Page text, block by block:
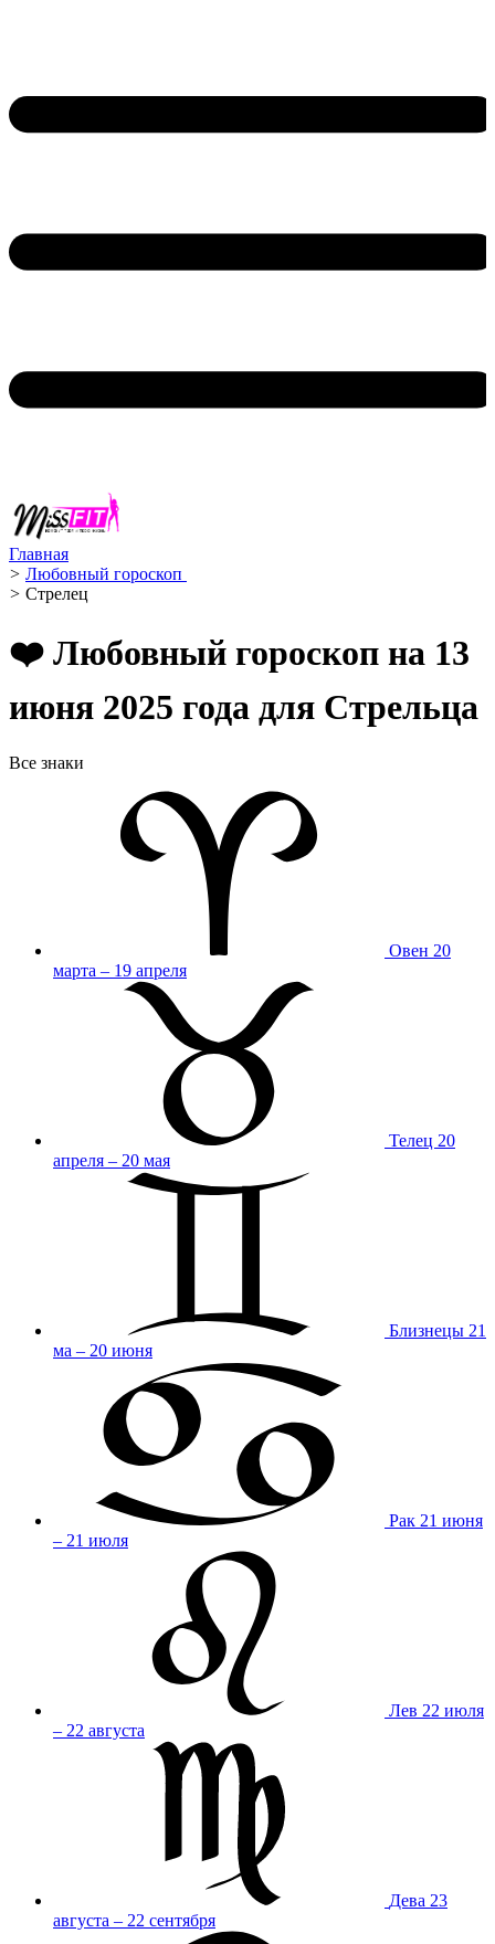
Главная
> Любовный гороскоп ️
> Стрелец ️
❤️ Любовный гороскоп на 13
июня 2025 года для Стрельца
Все знаки
Овен 20
марта – 19 апреля
Телец 20
апреля – 20 мая
Близнецы 21
ма – 20 июня
Рак 21 июня
– 21 июля
Лев 22 июля
– 22 августа
Дева 23
августа – 22 сентября